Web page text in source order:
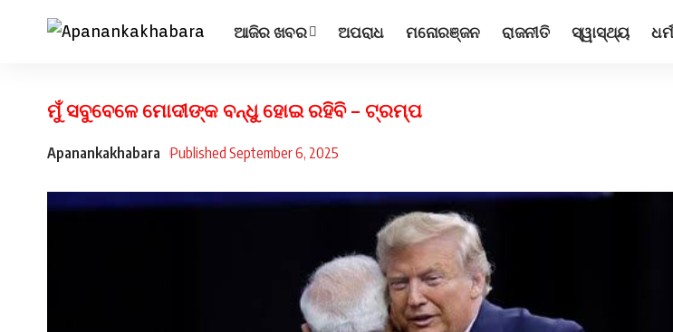
ଆଜିର ଖବର ଅପରାଧ ମନୋରଞ୍ଜନ ରାଜନୀତି ସ୍ୱାସ୍ଥ୍ୟ ଧର୍ମ
ମୁଁ ସବୁବେଳେ ମୋଦୀଙ୍କ ବନ୍ଧୁ ହୋଇ ରହିବି – ଟ୍ରମ୍ପ
Apanankakhabara Published September 6, 2025